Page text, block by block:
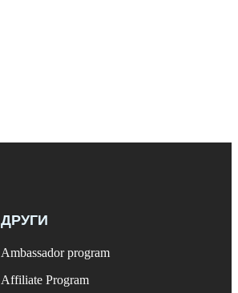
ДРУГИ
Ambassador program
Affiliate Program